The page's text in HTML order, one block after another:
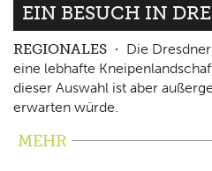
EIN BESUCH IN
REGIONALES
Die
eine lebhafte
dieser Auswahl ist aber
erwarten würde.
MEHR